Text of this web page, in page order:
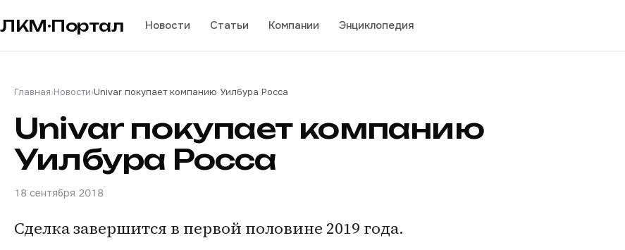
ЛКМ·Портал Новости Статьи Компании Энциклопедия
Главная›Новости›Univar покупает компанию Уилбура Росса
Univar покупает компанию
Уилбура Росса
18 сентября 2018
Сделка завершится в первой половине 2019 года.